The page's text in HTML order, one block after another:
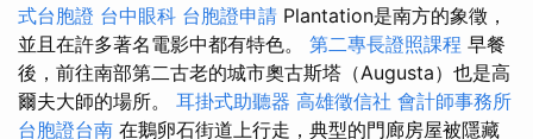
式台胞證 台中眼科 台胞證申請 Plantation是南方的象徵，
並且在許多著名電影中都有特色。 第二專長證照課程 早餐
後，前往南部第二古老的城市奧古斯塔（Augusta）也是高
爾夫大師的場所。 耳掛式助聽器 高雄徵信社 會計師事務所
台胞證台南 在鵝卵石街道上行走，典型的門廊房屋被隱藏